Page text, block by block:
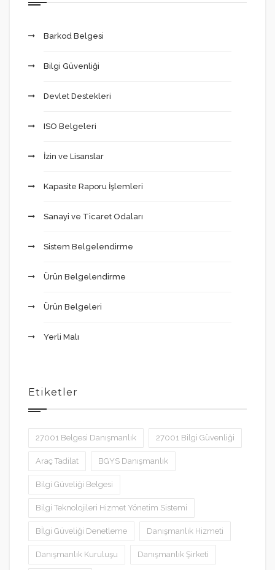
Barkod Belgesi
Bilgi Güvenliği
Devlet Destekleri
ISO Belgeleri
İzin ve Lisanslar
Kapasite Raporu İşlemleri
Sanayi ve Ticaret Odaları
Sistem Belgelendirme
Ürün Belgelendirme
Ürün Belgeleri
Yerli Malı
Etiketler
27001 Belgesi Danışmanlık 27001 Bilgi Güvenliği
Araç Tadilat BGYS Danışmanlık
Bilgi Güveliği Belgesi
Bilgi Teknolojileri Hizmet Yönetim Sistemi
Bİlgi Güveliği Denetleme Danışmanlık Hizmeti
Danışmanlık Kuruluşu Danışmanlık Şirketi